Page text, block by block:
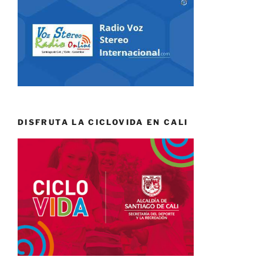
DISFRUTA LA CICLOVIDA EN CALI